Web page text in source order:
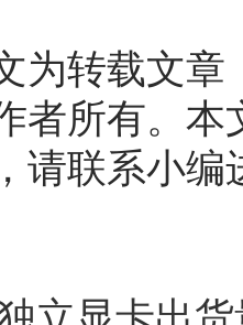
为转载文
者所有。
请联系小编